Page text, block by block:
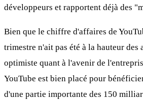
développeurs et rapportent déjà des
Bien que le chiffre d'affaires de
trimestre n'ait pas été à la hauteur des
optimiste quant à l'avenir de
YouTube est bien placé pour
d'une partie importante des 150